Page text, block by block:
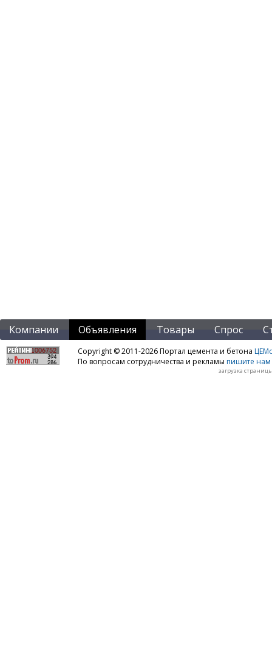
Компании Объявления Товары Спрос
Copyright © 2011-2026 Портал цемента и бетона
По вопросам сотрудничества и рекламы пишите нам
загрузка